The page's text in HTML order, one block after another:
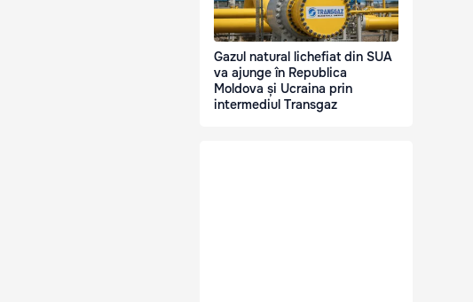
Gazul natural lichefiat din SUA
va ajunge în Republica
Moldova și Ucraina prin
intermediul Transgaz